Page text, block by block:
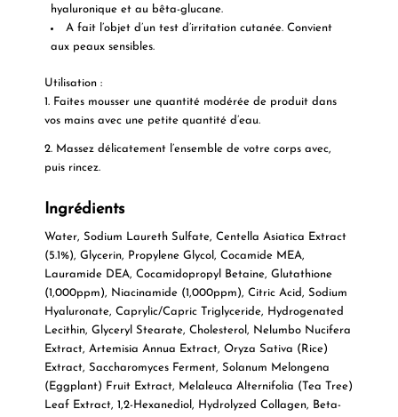
hyaluronique et au bêta-glucane.
A fait l’objet d’un test d’irritation cutanée. Convient
aux peaux sensibles.
Utilisation :
1. Faites mousser une quantité modérée de produit dans
vos mains avec une petite quantité d’eau.
2. Massez délicatement l’ensemble de votre corps avec,
puis rincez.
Ingrédients
Water, Sodium Laureth Sulfate, Centella Asiatica Extract
(5.1%), Glycerin, Propylene Glycol, Cocamide MEA,
Lauramide DEA, Cocamidopropyl Betaine, Glutathione
(1,000ppm), Niacinamide (1,000ppm), Citric Acid, Sodium
Hyaluronate, Caprylic/Capric Triglyceride, Hydrogenated
Lecithin, Glyceryl Stearate, Cholesterol, Nelumbo Nucifera
Extract, Artemisia Annua Extract, Oryza Sativa (Rice)
Extract, Saccharomyces Ferment, Solanum Melongena
(Eggplant) Fruit Extract, Melaleuca Alternifolia (Tea Tree)
Leaf Extract, 1,2-Hexanediol, Hydrolyzed Collagen, Beta-